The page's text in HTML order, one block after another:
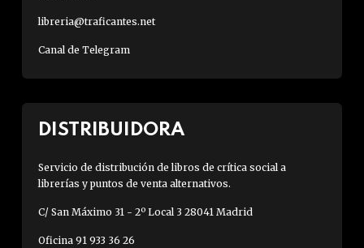
libreria@traficantes.net
Canal de Telegram
DISTRIBUIDORA
Servicio de distribución de libros de crítica social a
librerías y puntos de venta alternativos.
C/ San Máximo 31 - 2º Local 3 28041 Madrid
Oficina 91 933 36 26